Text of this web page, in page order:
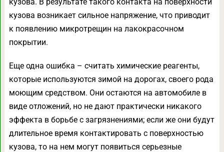
кузова возникает сильное напряжение, что приводит
к появлению микротрещин на лакокрасочном
покрытии.
Еще одна ошибка – считать химические реагенты,
которые используются зимой на дорогах, своего рода
моющим средством. Они остаются на автомобиле в
виде отложений, но не дают практически никакого
эффекта в борьбе с загрязнениями; если же они будут
длительное время контактировать с поверхностью
кузова, то на нем могут появиться серьезные